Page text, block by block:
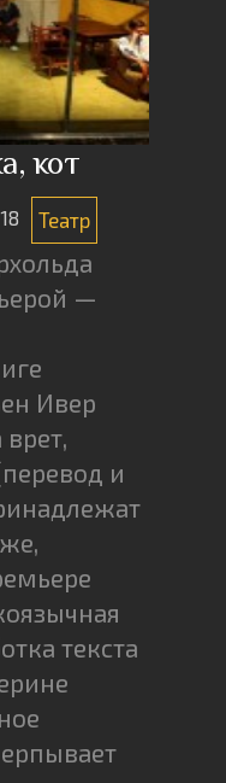
кот
18 Театр
—
Ивер
и
текста